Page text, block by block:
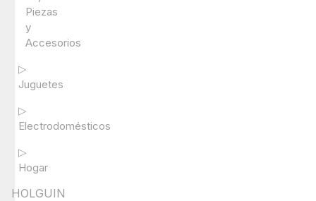
Piezas
y
Accesorios
▷
Juguetes
▷
Electrodomésticos
▷
Hogar
HOLGUIN